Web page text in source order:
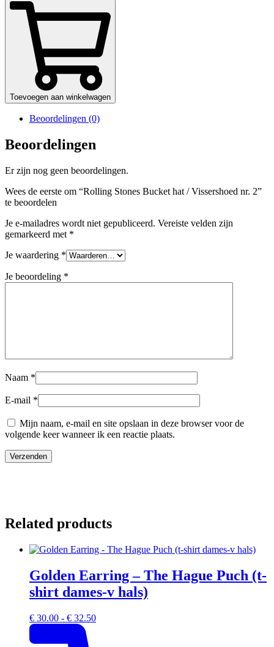
Toevoegen aan winkelwagen
Beoordelingen (0)
Beoordelingen
Er zijn nog geen beoordelingen.
Wees de eerste om “Rolling Stones Bucket hat / Vissershoed nr. 2”
te beoordelen
Je e-mailadres wordt niet gepubliceerd. Vereiste velden zijn
gemarkeerd met *
Je waardering *
Je beoordeling *
Naam *
E-mail *
Mijn naam, e-mail en site opslaan in deze browser voor de
volgende keer wanneer ik een reactie plaats.
Related products
Golden Earring – The Hague Puch (t-
shirt dames-v hals)
€ 30.00 - € 32.50Prijsklasse: